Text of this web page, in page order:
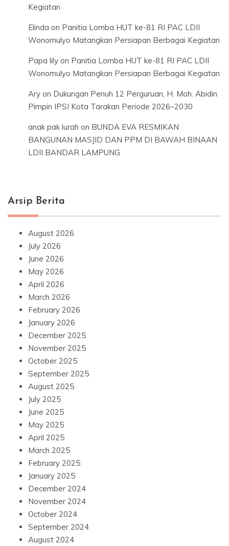
Kegiatan
Elinda on Panitia Lomba HUT ke-81 RI PAC LDII
Wonomulyo Matangkan Persiapan Berbagai Kegiatan
Papa lily on Panitia Lomba HUT ke-81 RI PAC LDII
Wonomulyo Matangkan Persiapan Berbagai Kegiatan
Ary on Dukungan Penuh 12 Perguruan, H. Moh. Abidin
Pimpin IPSI Kota Tarakan Periode 2026–2030
anak pak lurah on BUNDA EVA RESMIKAN
BANGUNAN MASJID DAN PPM DI BAWAH BINAAN
LDII BANDAR LAMPUNG
Arsip Berita
August 2026
July 2026
June 2026
May 2026
April 2026
March 2026
February 2026
January 2026
December 2025
November 2025
October 2025
September 2025
August 2025
July 2025
June 2025
May 2025
April 2025
March 2025
February 2025
January 2025
December 2024
November 2024
October 2024
September 2024
August 2024